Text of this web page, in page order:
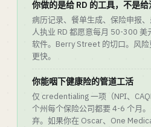
你做的是给 RD 的工具，不是
病历记录、餐单生成、保险申报
人执业 RD 都愿意每月 50-300 美
软件。Berry Street 的切口。风
更快。
你能咽下健康险的管道工活
仅 credentialing 一项（NPI、
个州每个保险公司都要 4-6 个月
弃。如果你在 Oscar、One